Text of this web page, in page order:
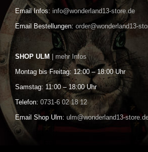
Email Infos: info@wonderland13-store.de
Email Bestellungen: order@wonderland13-
SHOP ULM | mehr Infos
Montag bis Freitag: 12:00 – 18:00 Uhr
Samstag: 11:00 – 18:00 Uhr
Telefon: 0731-6 02 18 12
Email Shop Ulm: ulm@wonderland13-